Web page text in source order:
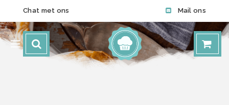
Chat met ons Mail ons